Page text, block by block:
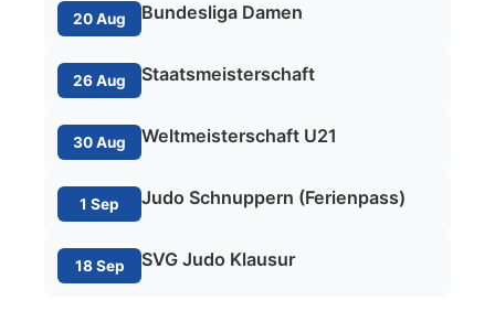
20 Aug Bundesliga Damen
26 Aug Staatsmeisterschaft
30 Aug Weltmeisterschaft U21
1 Sep Judo Schnuppern (Ferienpass)
18 Sep SVG Judo Klausur